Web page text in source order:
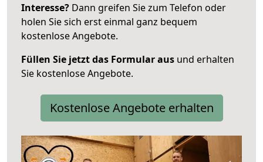
Interesse? Dann greifen Sie zum Telefon oder
holen Sie sich erst einmal ganz bequem
kostenlose Angebote.
Füllen Sie jetzt das Formular aus und erhalten
Sie kostenlose Angebote.
Kostenlose Angebote erhalten